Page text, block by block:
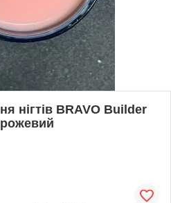
нігтів BRAVO Builder